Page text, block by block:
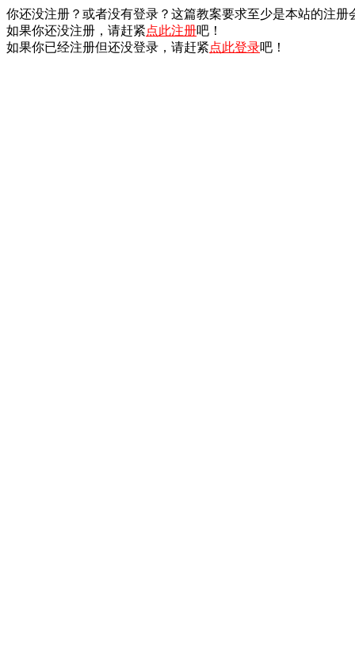
你还没注册？或者没有登录？这篇教案要求至少是本站的注册
如果你还没注册，请赶紧点此注册吧！
如果你已经注册但还没登录，请赶紧点此登录吧！